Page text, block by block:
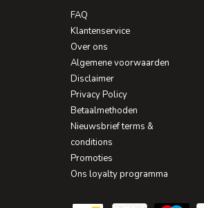
FAQ
Klantenservice
Over ons
Algemene voorwaarden
Disclaimer
Privacy Policy
Betaalmethoden
Nieuwsbrief terms &
conditions
Promoties
Ons loyalty programma